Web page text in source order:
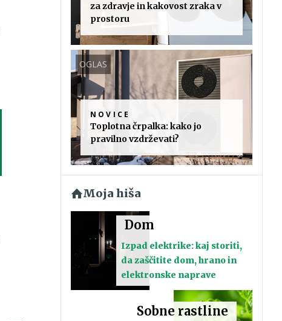
za zdravje in kakovost zraka v
prostoru
OGLAS
NOVICE
Toplotna črpalka: kako jo
pravilno vzdrževati?
Moja hiša
Dom
Izpad elektrike: kaj storiti,
da zaščitite dom, hrano in
elektronske naprave
Sobne rastline